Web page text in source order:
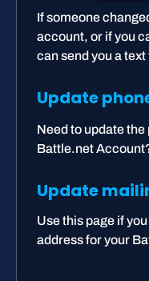
If someone
account, or if you
can send you a
Update
Need to update
Battle.net
Update
Use this page if
address for your